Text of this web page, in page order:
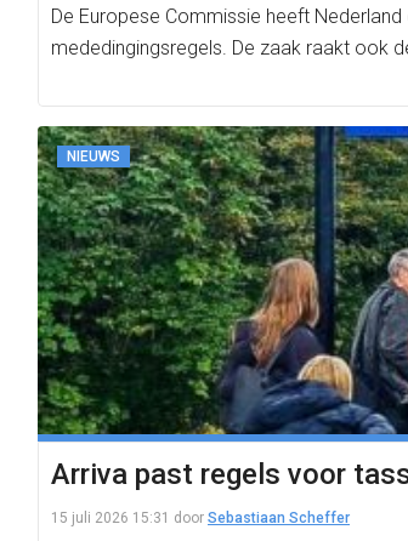
De Europese Commissie heeft
mededingingsregels. De zaak raakt ook
NIEUWS
Arriva past regels voor
15 juli 2026 15:31 door Sebastiaan Scheffer